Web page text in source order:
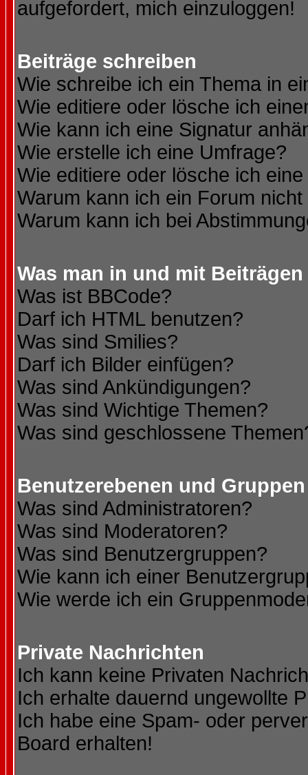
aufgefordert, mich einzuloggen!
Beiträge schreiben
Wie schreibe ich ein Thema in
Wie editiere oder lösche ich
Wie kann ich eine Signatur
Wie erstelle ich eine Umfrage?
Wie editiere oder lösche ich
Warum kann ich ein Forum
Warum kann ich bei
Was man in und mit
Was ist BBCode?
Darf ich HTML benutzen?
Was sind Smilies?
Darf ich Bilder einfügen?
Was sind Ankündigungen?
Was sind Wichtige Themen?
Was sind geschlossene
Benutzerebenen und Gruppen
Was sind Administratoren?
Was sind Moderatoren?
Was sind Benutzergruppen?
Wie kann ich einer
Wie werde ich ein
Private Nachrichten
Ich kann keine Privaten
Ich erhalte dauernd ungewollte
Ich habe eine Spam- oder
Board erhalten!